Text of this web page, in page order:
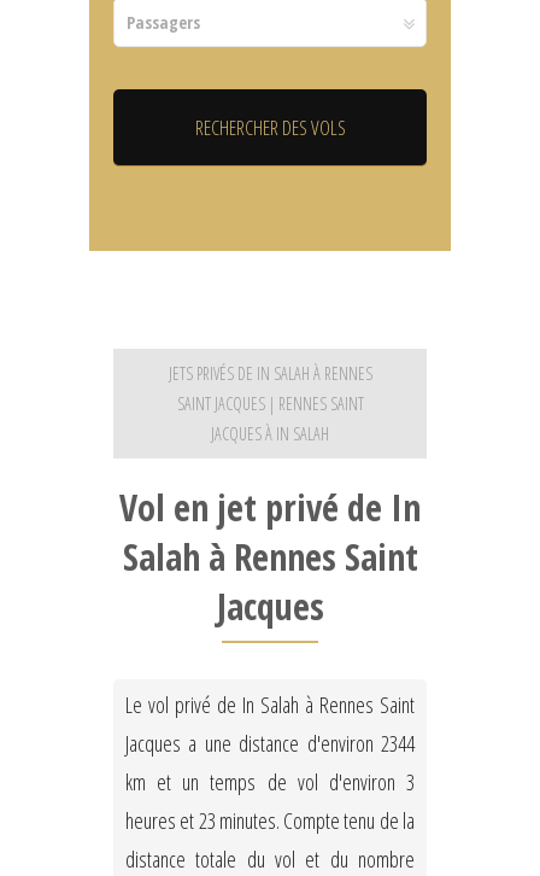
JETS PRIVÉS DE IN SALAH À RENNES
SAINT JACQUES | RENNES SAINT
JACQUES À IN SALAH
Vol en jet privé de In
Salah à Rennes Saint
Jacques
Le vol privé de In Salah à Rennes Saint
Jacques a une distance d'environ 2344
km et un temps de vol d'environ 3
heures et 23 minutes. Compte tenu de la
distance totale du vol et du nombre